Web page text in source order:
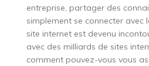
entreprise, partager des
simplement se connecter avec
site internet est devenu
avec des milliards de sites
comment pouvez-vous vous